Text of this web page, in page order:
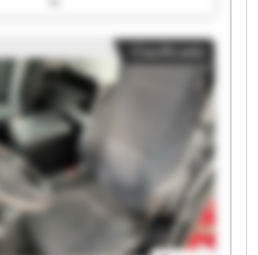
S.L. SISTEMES I
SISTEMES I MECANITZATS S.L.
S.L. SISTEMES I
SISTEMES I MECANITZATS S.L.
S.L. SISTEMES I
SISTEMES I MECANITZATS S.L.
S.L. SISTEMES I
SISTEMES I MECANITZATS S.L.
S.L. SISTEMES I